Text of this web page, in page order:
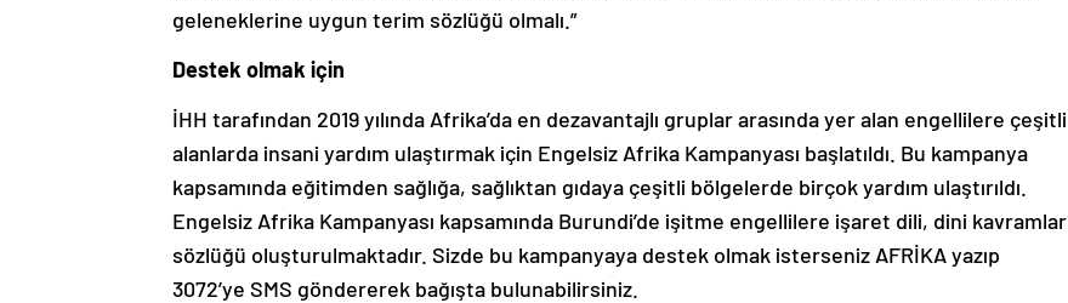
geleneklerine uygun terim sözlüğü olmalı.”
Destek olmak için
İHH tarafından 2019 yılında Afrika’da en dezavantajlı gruplar arasında yer alan engellilere çeşitli
alanlarda insani yardım ulaştırmak için Engelsiz Afrika Kampanyası başlatıldı. Bu kampanya
kapsamında eğitimden sağlığa, sağlıktan gıdaya çeşitli bölgelerde birçok yardım ulaştırıldı.
Engelsiz Afrika Kampanyası kapsamında Burundi’de işitme engellilere işaret dili, dini kavramlar
sözlüğü oluşturulmaktadır. Sizde bu kampanyaya destek olmak isterseniz AFRİKA yazıp
3072’ye SMS göndererek bağışta bulunabilirsiniz.